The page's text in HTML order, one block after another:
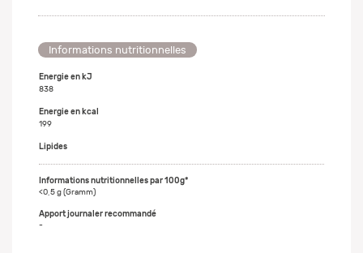
Informations nutritionnelles
Energie en kJ
838
Energie en kcal
199
Lipides
<0,5 g (Gramm)
-